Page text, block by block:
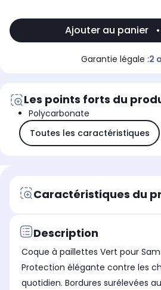
Ajouter au panier •
Garantie légale :2
Les points forts du
Polycarbonate
Toutes les caractéristiques
Caractéristiques du
Description
Coque à paillettes Vert pour
Protection élégante contre les
quotidien. Bordures surélevées